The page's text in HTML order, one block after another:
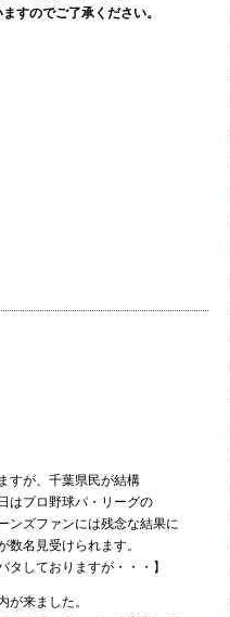
すのでご了承ください。
すが、千葉県民が結構
はプロ野球パ・リーグの
ンズファンには残念な結果に
名見受けられます。
タしておりますが・・・】
が来ました。